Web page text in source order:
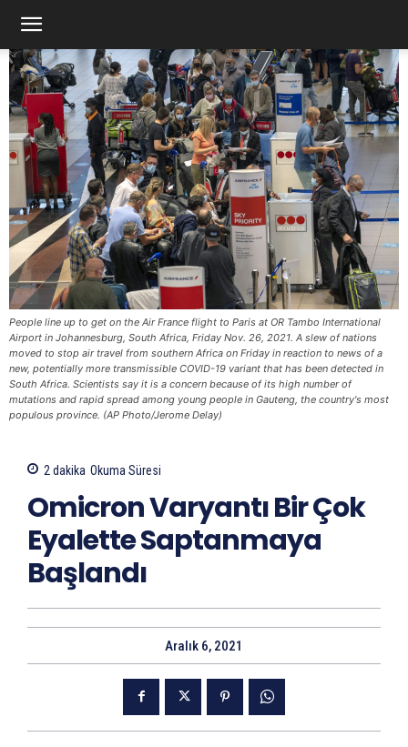
People line up to get on the Air France flight to Paris at OR Tambo International
Airport in Johannesburg, South Africa, Friday Nov. 26, 2021. A slew of nations
moved to stop air travel from southern Africa on Friday in reaction to news of a
new, potentially more transmissible COVID-19 variant that has been detected in
South Africa. Scientists say it is a concern because of its high number of
mutations and rapid spread among young people in Gauteng, the country's most
populous province. (AP Photo/Jerome Delay)
2 dakika Okuma Süresi
Omicron Varyantı Bir Çok
Eyalette Saptanmaya
Başlandı
Aralık 6, 2021